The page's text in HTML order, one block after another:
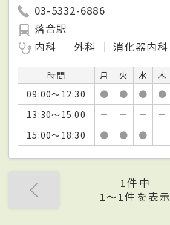
03-5332-6886
落合駅
内科
外科 消化器内科
時間 月 火 水 木
09:00～12:30
● ● ● ●
13:30～15:00
－ － － －
15:00～18:30
● ● ● －
1件中
1〜1件を表示